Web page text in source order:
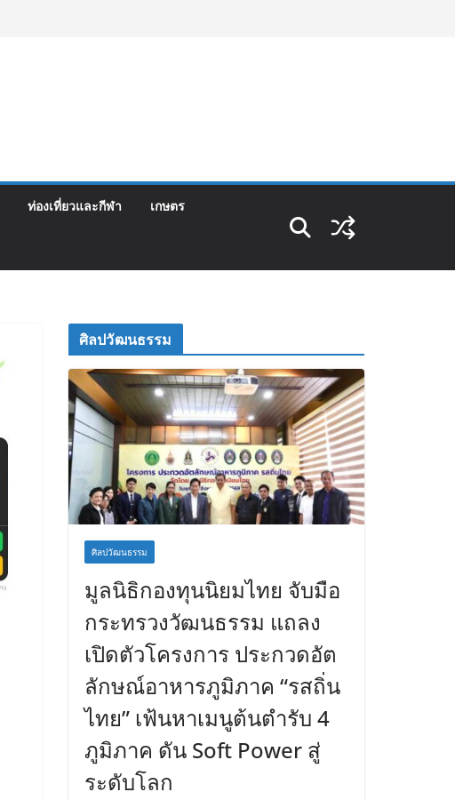
ท่องเที่ยวและกีฬา เกษตร
ศิลปวัฒนธรรม
ศิลปวัฒนธรรม
มูลนิธิกองทุนนิยมไทย จับมือ
กระทรวงวัฒนธรรม แถลง
เปิดตัวโครงการ ประกวดอัต
ลักษณ์อาหารภูมิภาค “รสถิ่น
ไทย” เฟ้นหาเมนูต้นตำรับ 4
ภูมิภาค ดัน Soft Power สู่
ระดับโลก